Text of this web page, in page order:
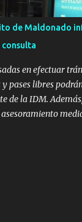
culturales.
y
iluminación. La
estimada ...
de Maldonado
consulta
en efectuar
pases libres
de la IDM.
los siguientes